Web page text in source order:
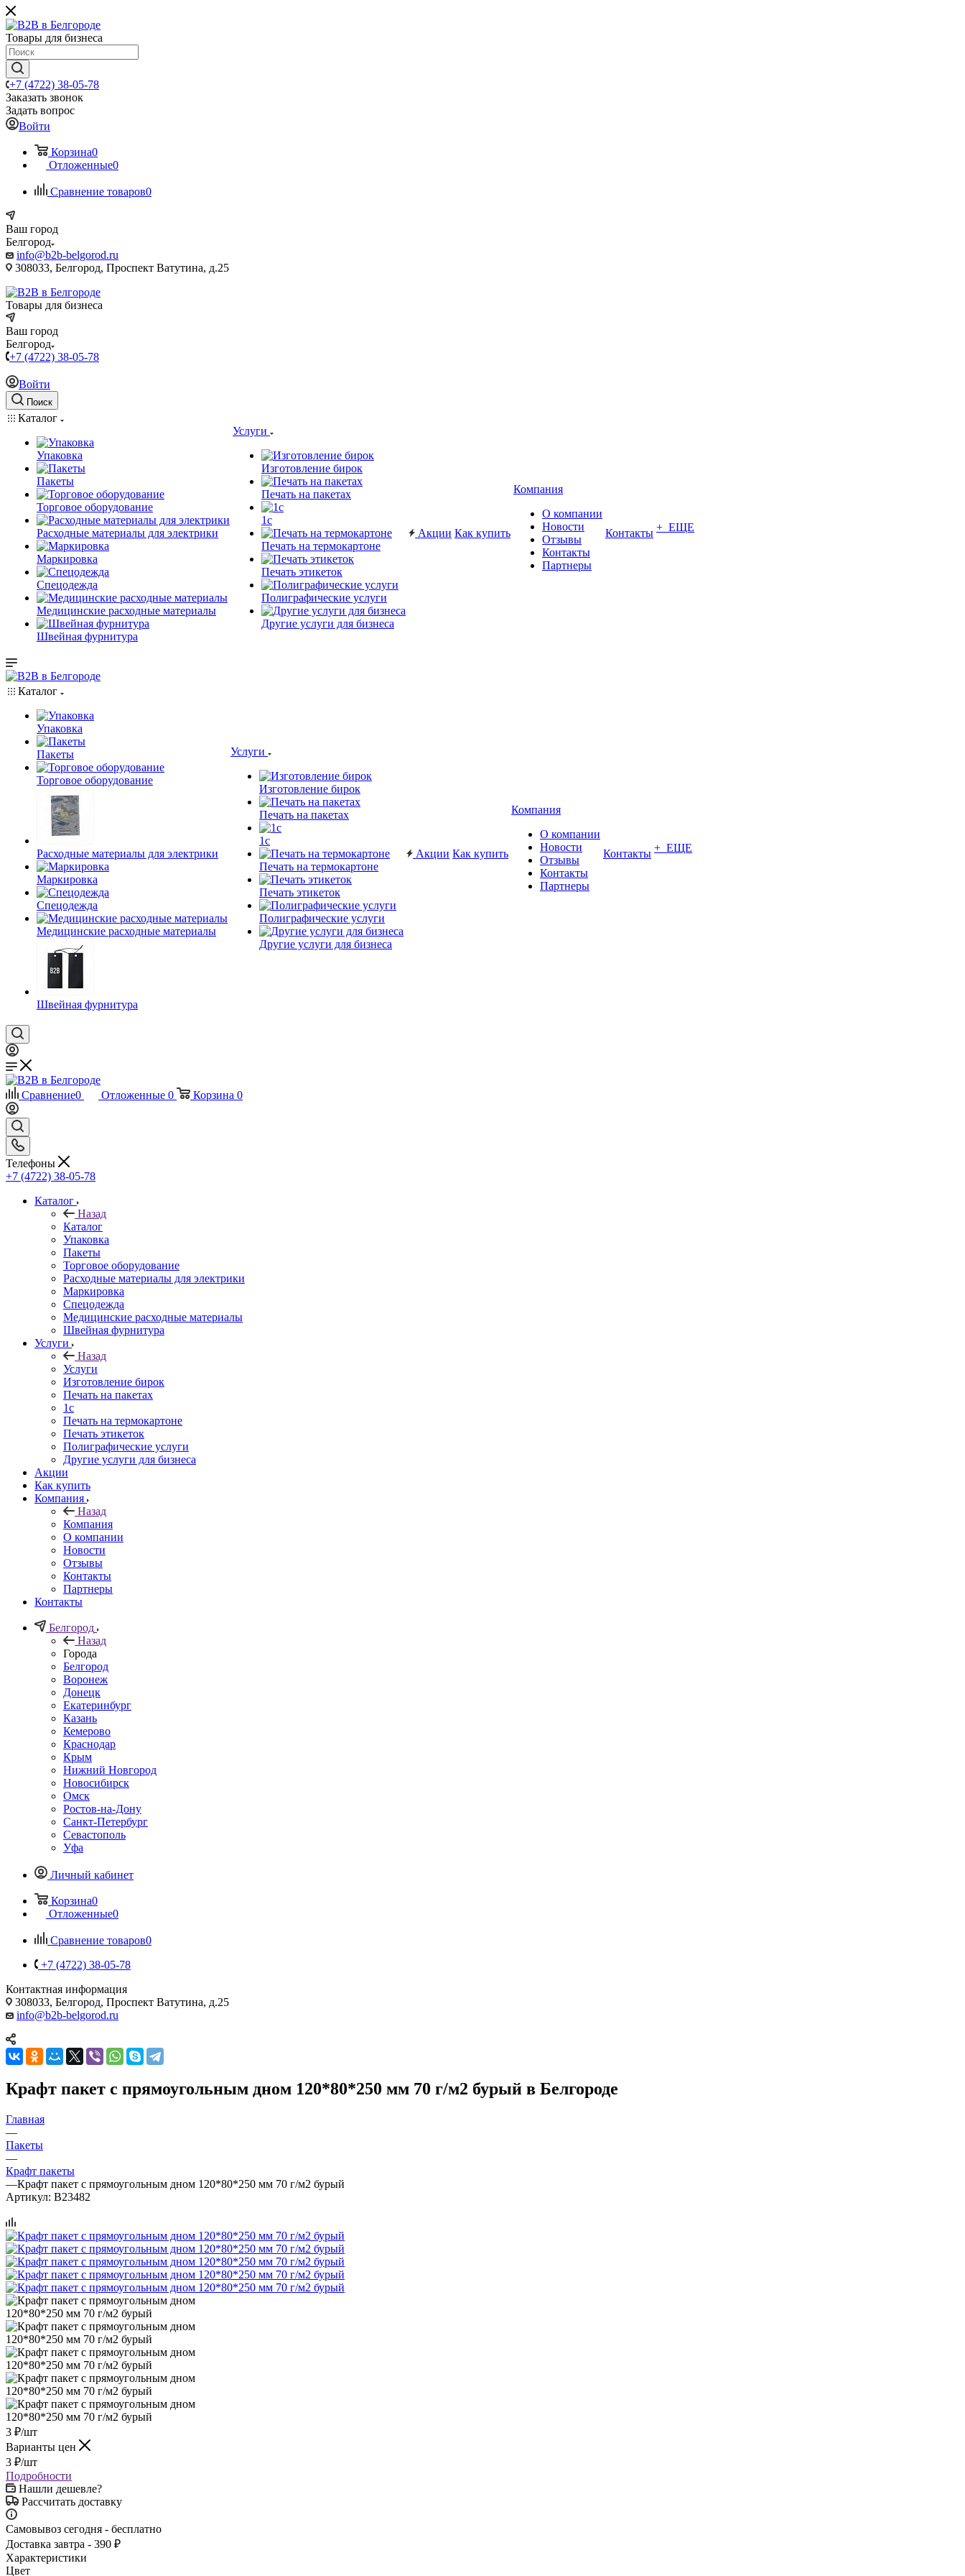
Товары для бизнеса
+7 (4722) 38-05-78
Заказать звонок
Задать вопрос
Войти
Корзина0
Отложенные0
Сравнение товаров0
Ваш город
Белгород
info@b2b-belgorod.ru
308033, Белгород, Проспект Ватутина, д.25
Товары для бизнеса
Ваш город
Белгород
+7 (4722) 38-05-78
Войти
Поиск
Каталог
Упаковка
Пакеты
Торговое оборудование
Расходные материалы для электрики
Маркировка
Спецодежда
Медицинские расходные материалы
Швейная фурнитура
Услуги
Изготовление бирок
Печать на пакетах
1c
Печать на термокартоне
Печать этикеток
Полиграфические услуги
Другие услуги для бизнеса
Акции Как купить
Компания
О компании
Новости
Отзывы
Контакты
Партнеры
Контакты + ЕЩЕ
Каталог
Упаковка
Пакеты
Торговое оборудование
Расходные материалы для электрики
Маркировка
Спецодежда
Медицинские расходные материалы
Швейная фурнитура
Услуги
Изготовление бирок
Печать на пакетах
1c
Печать на термокартоне
Печать этикеток
Полиграфические услуги
Другие услуги для бизнеса
Акции Как купить
Компания
О компании
Новости
Отзывы
Контакты
Партнеры
Контакты + ЕЩЕ
Сравнение0 Отложенные 0 Корзина 0
Телефоны
+7 (4722) 38-05-78
Каталог
Назад
Каталог
Упаковка
Пакеты
Торговое оборудование
Расходные материалы для электрики
Маркировка
Спецодежда
Медицинские расходные материалы
Швейная фурнитура
Услуги
Назад
Услуги
Изготовление бирок
Печать на пакетах
1c
Печать на термокартоне
Печать этикеток
Полиграфические услуги
Другие услуги для бизнеса
Акции
Как купить
Компания
Назад
Компания
О компании
Новости
Отзывы
Контакты
Партнеры
Контакты
Белгород
Назад
Города
Белгород
Воронеж
Донецк
Екатеринбург
Казань
Кемерово
Краснодар
Крым
Нижний Новгород
Новосибирск
Омск
Ростов-на-Дону
Санкт-Петербург
Севастополь
Уфа
Личный кабинет
Корзина0
Отложенные0
Сравнение товаров0
+7 (4722) 38-05-78
Контактная информация
308033, Белгород, Проспект Ватутина, д.25
info@b2b-belgorod.ru
Крафт пакет с прямоугольным дном 120*80*250 мм 70 г/м2 бурый в Белгороде
Главная
—
Пакеты
—
Крафт пакеты
—Крафт пакет с прямоугольным дном 120*80*250 мм 70 г/м2 бурый
Артикул: B23482
3 ₽/шт
Варианты цен
3 ₽/шт
Подробности
Нашли дешевле?
Рассчитать доставку
Самовывоз сегодня - бесплатно
Доставка завтра - 390 ₽
Характеристики
Цвет